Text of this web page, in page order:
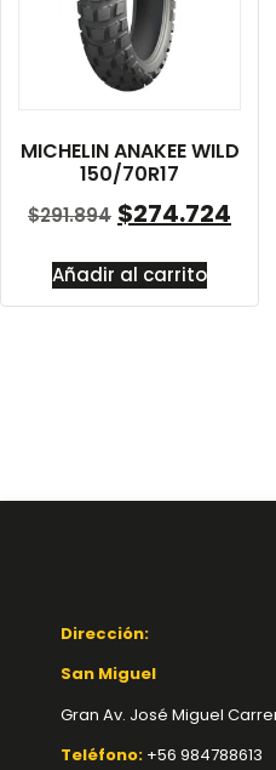
MICHELIN ANAKEE WILD
150/70R17
$291.894 $274.724
Añadir al carrito
Dirección:
San Miguel
Gran Av. José Miguel
Teléfono: +56 984788613